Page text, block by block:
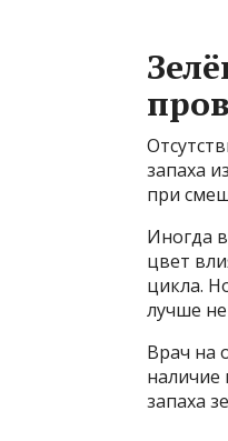
запаха
при
Иногда
цвет
цикла.
лучше
Врач на
наличие
запаха